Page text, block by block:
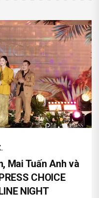
Mai Tuấn Anh và
CHOICE
NIGHT